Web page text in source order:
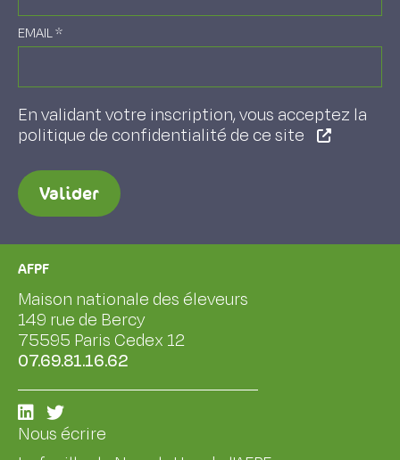
EMAIL*
En validant votre inscription, vous acceptez la
politique de confidentialité de ce site
Valider
AFPF
Maison nationale des éleveurs
149 rue de Bercy
75595 Paris Cedex 12
07.69.81.16.62
Nous écrire